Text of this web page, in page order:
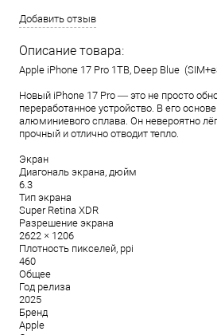
Добавить отзыв
Описание товара:
Apple iPhone 17 Pro 1TB, Deep Blue
Новый iPhone 17 Pro — это не просто
переработанное устройство. В его
алюминиевого сплава. Он невероятно
прочный и отлично отводит тепло.
Экран
Диагональ экрана, дюйм
6.3
Тип экрана
Super Retina XDR
Разрешение экрана
2622 × 1206
Плотность пикселей, ppi
460
Общее
Год релиза
2025
Бренд
Apple